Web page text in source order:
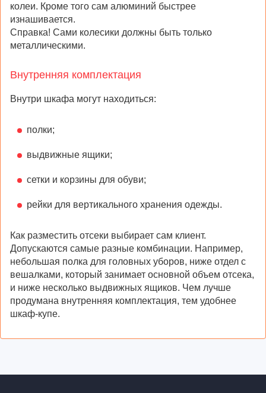
колеи. Кроме того сам алюминий быстрее
изнашивается.
Справка! Сами колесики должны быть только
металлическими.
Внутренняя комплектация
Внутри шкафа могут находиться:
полки;
выдвижные ящики;
сетки и корзины для обуви;
рейки для вертикального хранения одежды.
Как разместить отсеки выбирает сам клиент.
Допускаются самые разные комбинации. Например,
небольшая полка для головных уборов, ниже отдел с
вешалками, который занимает основной объем отсека,
и ниже несколько выдвижных ящиков. Чем лучше
продумана внутренняя комплектация, тем удобнее
шкаф-купе.